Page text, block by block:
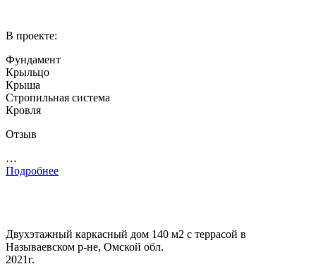
В проекте:
Фундамент
Крыльцо
Крыша
Стропильная система
Кровля
Отзыв
…
Подробнее
Двухэтажный каркасный дом 140 м2 с террасой в
Называевском р-не, Омской обл.
2021г.